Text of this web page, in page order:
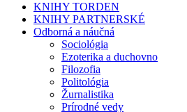
KNIHY TORDEN
KNIHY PARTNERSKÉ
Odborná a náučná
Sociológia
Ezoterika a duchovno
Filozofia
Politológia
Žurnalistika
Prírodné vedy